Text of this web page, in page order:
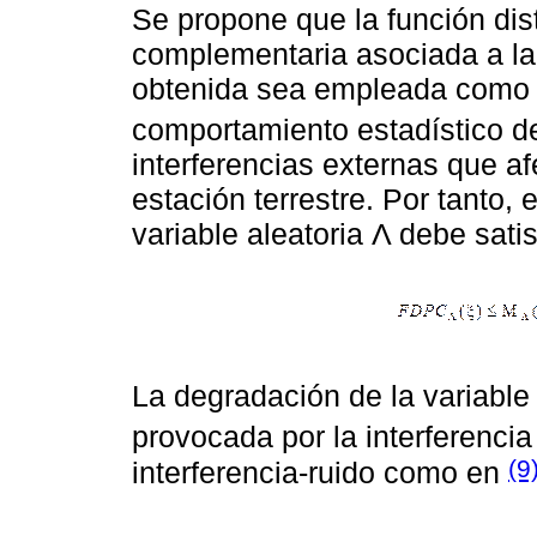
Se propone que la función
complementaria asociada a
obtenida sea empleada
comportamiento estadístico
interferencias externas que
estación terrestre. Por tanto,
variable aleatoria Λ debe
La degradación de la
provocada por la
interferencia-ruido como en